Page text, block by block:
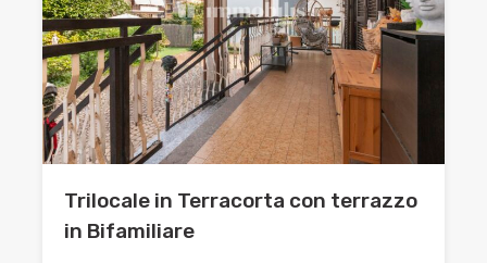
Trilocale in Terracorta con terrazzo
in Bifamiliare